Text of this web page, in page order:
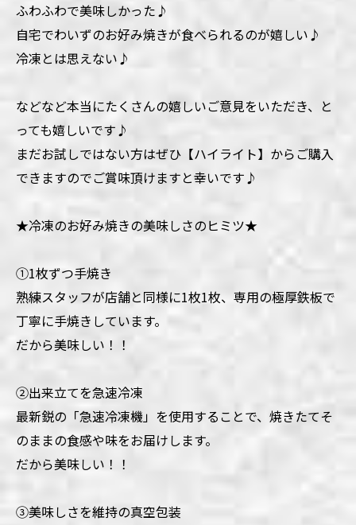
ふわふわで美味しかった♪
自宅でわいずのお好み焼きが食べられるのが嬉しい♪
冷凍とは思えない♪
などなど本当にたくさんの嬉しいご意見をいただき、と
っても嬉しいです♪
まだお試しではない方はぜひ【ハイライト】からご購入
できますのでご賞味頂けますと幸いです♪
★冷凍のお好み焼きの美味しさのヒミツ★
①1枚ずつ手焼き
熟練スタッフが店舗と同様に1枚1枚、専用の極厚鉄板で
丁寧に手焼きしています。
だから美味しい！！
②出来立てを急速冷凍
最新鋭の「急速冷凍機」を使用することで、焼きたてそ
のままの食感や味をお届けします。
だから美味しい！！
③美味しさを維持の真空包装